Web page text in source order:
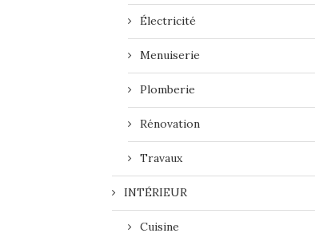
Électricité
Menuiserie
Plomberie
Rénovation
Travaux
INTÉRIEUR
Cuisine